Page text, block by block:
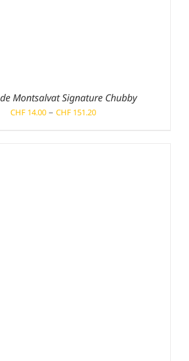
Montsalvat Signature Chubby
CHF14.00 – CHF151.20Preisspanne: